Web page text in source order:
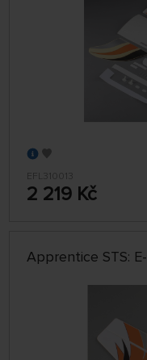
EFL310013
2 219 Kč
Apprentice STS: